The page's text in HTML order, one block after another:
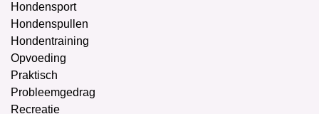
Hondensport
Hondenspullen
Hondentraining
Opvoeding
Praktisch
Probleemgedrag
Recreatie